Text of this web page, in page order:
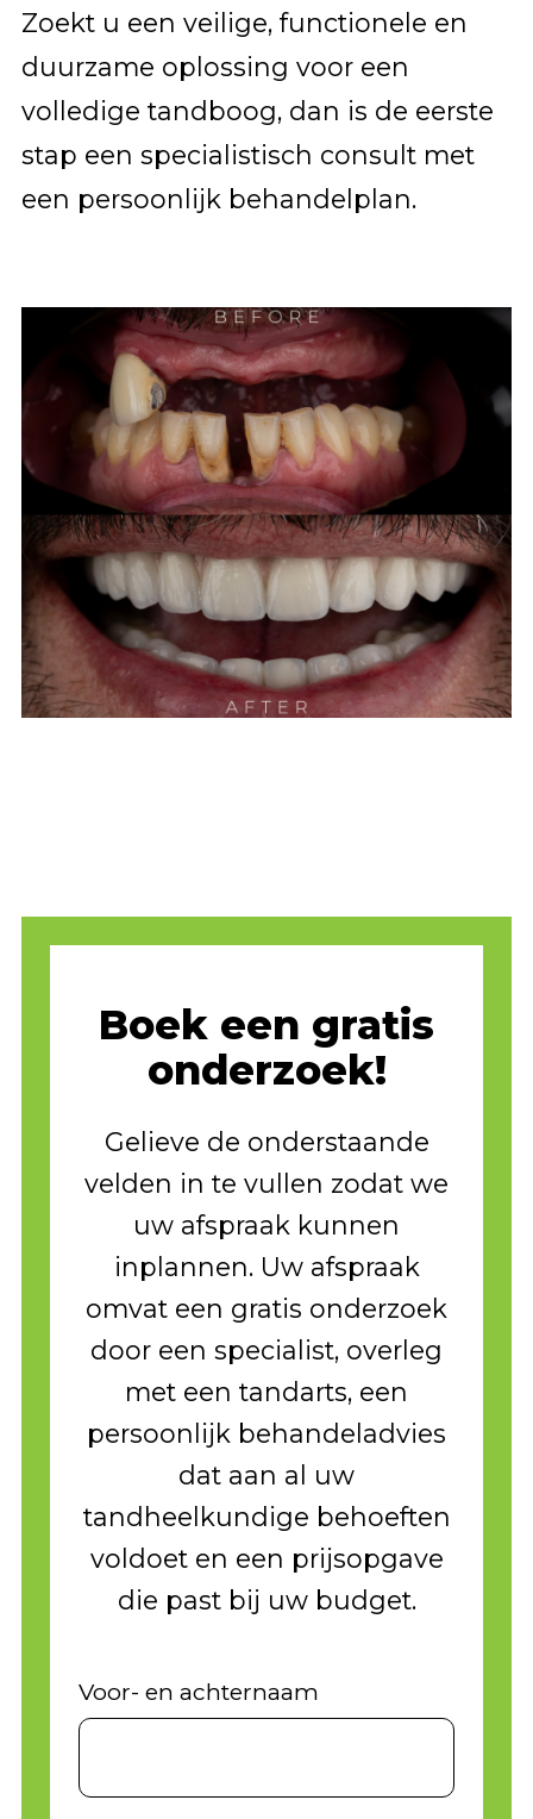
Zoekt u een veilige, functionele en
duurzame oplossing voor een
volledige tandboog, dan is de eerste
stap een specialistisch consult met
een persoonlijk behandelplan.
Boek een gratis
onderzoek!
Gelieve de onderstaande
velden in te vullen zodat we
uw afspraak kunnen
inplannen. Uw afspraak
omvat een gratis onderzoek
door een specialist, overleg
met een tandarts, een
persoonlijk behandeladvies
dat aan al uw
tandheelkundige behoeften
voldoet en een prijsopgave
die past bij uw budget.
Voor- en achternaam